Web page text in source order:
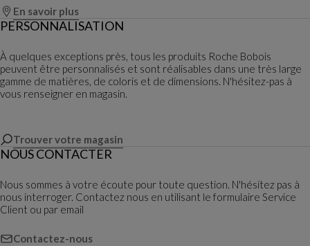
En savoir plus
PERSONNALISATION
À quelques exceptions près, tous les produits Roche Bobois
peuvent être personnalisés et sont réalisables dans une très large
gamme de matières, de coloris et de dimensions. N'hésitez-pas à
vous renseigner en magasin.
Trouver votre magasin
NOUS CONTACTER
Nous sommes à votre écoute pour toute question. N'hésitez pas à
nous interroger. Contactez nous en utilisant le formulaire Service
Client ou par email
Contactez-nous